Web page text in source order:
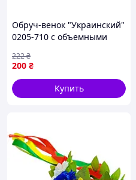
Обруч-венок "Украинский"
0205-710 с объемными
200 ₴
222₴
Купить